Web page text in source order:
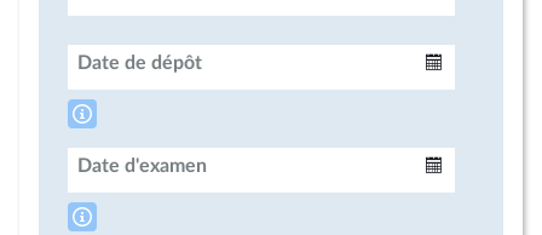
Date de dépôt
Date d'examen